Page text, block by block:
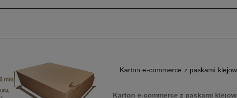
Karton e-commerce z paskami
Karton e-commerce z paskami